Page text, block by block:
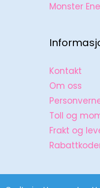
Monster
Kontakt
Om oss
Toll og
Frakt og